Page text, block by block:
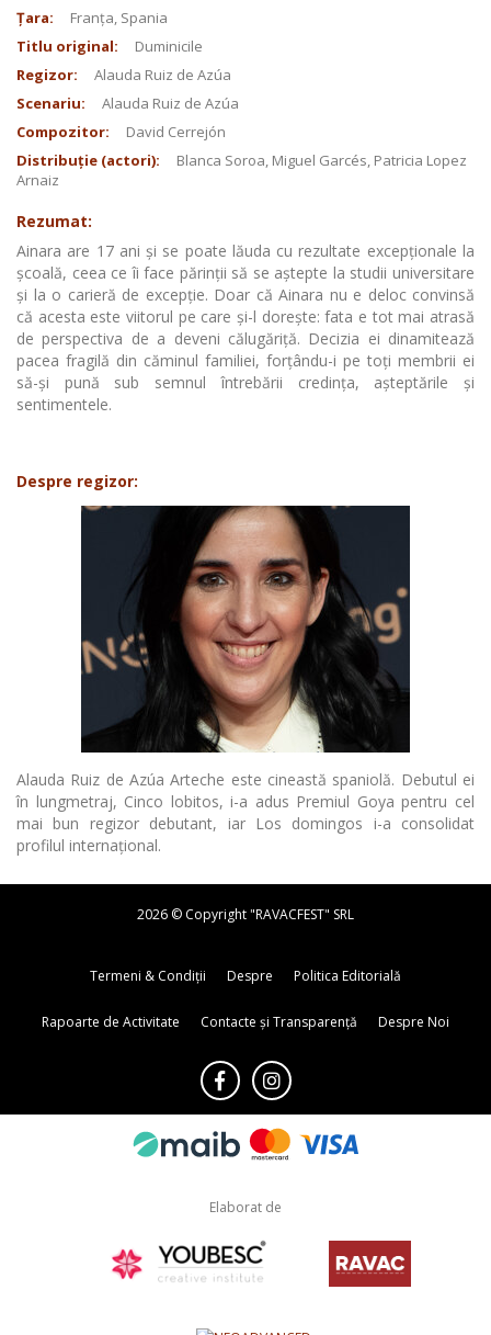
Țara:
Franța, Spania
Titlu original:
Duminicile
Regizor:
Alauda Ruiz de Azúa
Scenariu:
Alauda Ruiz de Azúa
Compozitor:
David Cerrejón
Distribuție (actori):
Blanca Soroa, Miguel Garcés, Patricia Lopez
Arnaiz
Rezumat:
Ainara are 17 ani şi se poate lăuda cu rezultate excepţionale la
şcoală, ceea ce îi face părinţii să se aştepte la studii universitare
şi la o carieră de excepţie. Doar că Ainara nu e deloc convinsă
că acesta este viitorul pe care şi-l doreşte: fata e tot mai atrasă
de perspectiva de a deveni călugăriţă. Decizia ei dinamitează
pacea fragilă din căminul familiei, forţându-i pe toţi membrii ei
să-şi pună sub semnul întrebării credinţa, aşteptările şi
sentimentele.
Despre regizor:
Alauda Ruiz de Azúa Arteche este cineastă spaniolă. Debutul ei
în lungmetraj, Cinco lobitos, i-a adus Premiul Goya pentru cel
mai bun regizor debutant, iar Los domingos i-a consolidat
profilul internațional.
2026 © Copyright "RAVACFEST" SRL
Termeni & Condiții Despre Politica Editorială
Rapoarte de Activitate Contacte și Transparență Despre Noi
Elaborat de